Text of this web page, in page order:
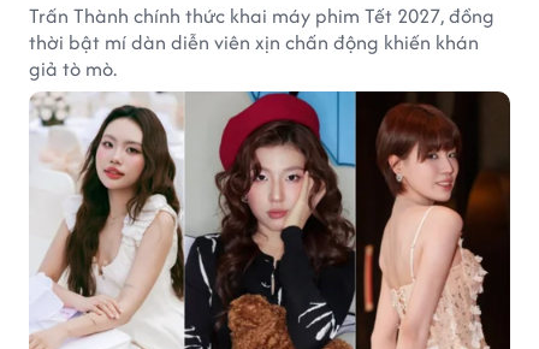
Trấn Thành chính thức khai máy phim Tết 2027, đồng
thời bật mí dàn diễn viên xịn chấn động khiến khán
giả tò mò.